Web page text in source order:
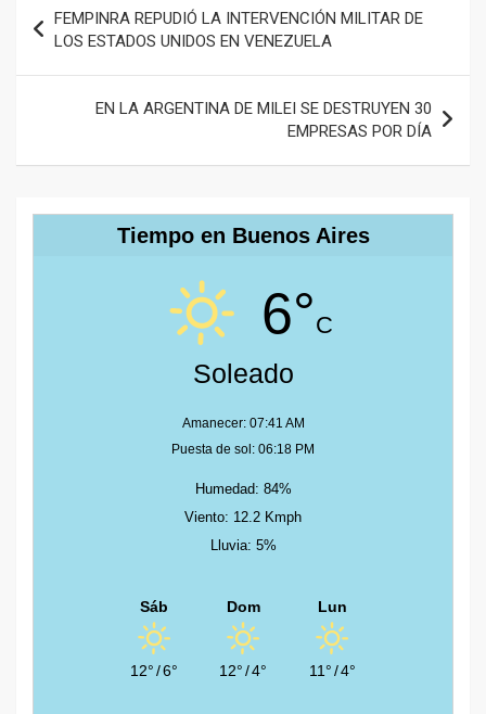
de
entradas
FEMPINRA REPUDIÓ LA INTERVENCIÓN MILITAR DE
LOS ESTADOS UNIDOS EN VENEZUELA
EN LA ARGENTINA DE MILEI SE DESTRUYEN 30
EMPRESAS POR DÍA
Tiempo en Buenos Aires
6°C
Soleado
Amanecer: 07:41 AM
Puesta de sol: 06:18 PM
Humedad: 84%
Viento: 12.2 Kmph
Lluvia: 5%
Sáb
12°/6°
Dom
12°/4°
Lun
11°/4°